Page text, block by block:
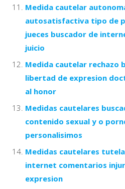
Medida cautelar
autosatisfactiva tipo de
jueces buscador de
juicio
Medida cautelar rechazo
libertad de expresion
al honor
Medidas cautelares
contenido sexual y o
personalisimos
Medidas cautelares
internet comentarios
expresion